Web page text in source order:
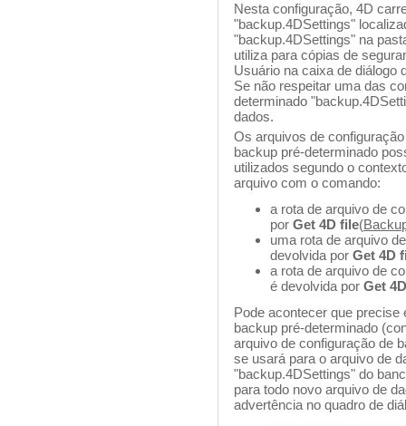
Nesta configuração, 4D
"backup.4DSettings"
"backup.4DSettings" na
utiliza para cópias de
Usuário na caixa de diálogo
Se não respeitar uma das
determinado
dados.
Os arquivos de
backup pré-determinado
utilizados segundo o
arquivo com o comando:
a rota de arquivo de
por Get 4D file(
uma rota de arquivo
devolvida por Get 4D
a rota de arquivo de
é devolvida por Get
Pode acontecer que precise
backup pré-determinado
arquivo de configuração de
se usará para o arquivo de
"backup.4DSettings" do
para todo novo arquivo de
advertência no quadro de